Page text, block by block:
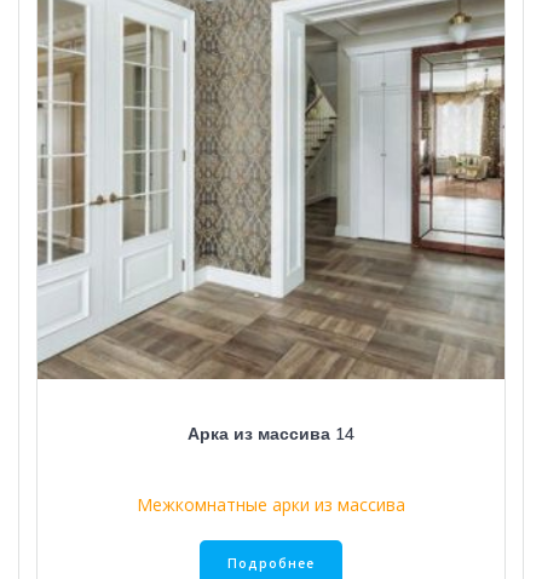
Арка из массива 14
Межкомнатные арки из массива
Подробнее